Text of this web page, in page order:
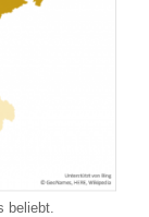
beliebt.